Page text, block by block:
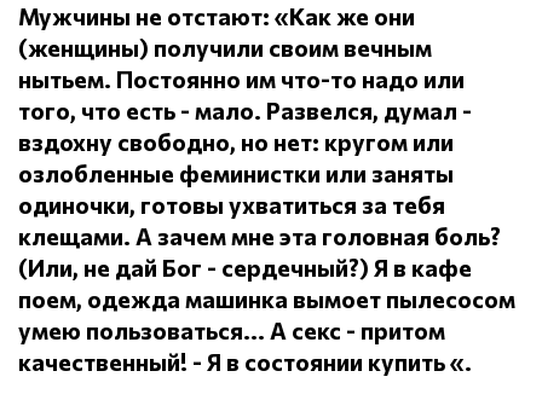
Мужчины не отстают: «Как же они
(женщины) получили своим вечным
нытьем. Постоянно им что-то надо или
того, что есть - мало. Развелся, думал -
вздохну свободно, но нет: кругом или
озлобленные феминистки или заняты
одиночки, готовы ухватиться за тебя
клещами. А зачем мне эта головная боль?
(Или, не дай Бог - сердечный?) Я в кафе
поем, одежда машинка вымоет пылесосом
умею пользоваться... А секс - притом
качественный! - Я в состоянии купить «.